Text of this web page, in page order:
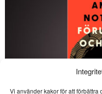
Vi använder kakor för att